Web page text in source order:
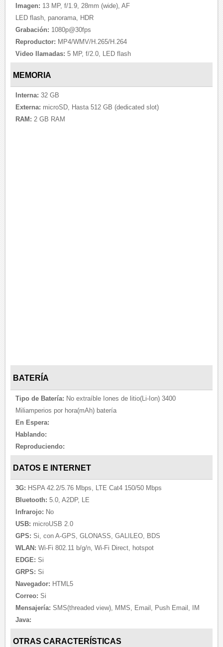
Imagen: 13 MP, f/1.9, 28mm (wide), AF
LED flash, panorama, HDR
Grabación: 1080p@30fps
Reproductor: MP4/WMV/H.265/H.264
Video llamadas: 5 MP, f/2.0, LED flash
MEMORIA
Interna: 32 GB
Externa: microSD, Hasta 512 GB (dedicated slot)
RAM: 2 GB RAM
BATERÍA
Tipo de Batería: No extraíble Iones de litio(Li-Ion) 3400
Miliamperios por hora(mAh) batería
En Espera:
Hablando:
Reproduciendo:
DATOS E INTERNET
3G: HSPA 42.2/5.76 Mbps, LTE Cat4 150/50 Mbps
Bluetooth: 5.0, A2DP, LE
Infrarojo: No
USB: microUSB 2.0
GPS: Si, con A-GPS, GLONASS, GALILEO, BDS
WLAN: Wi-Fi 802.11 b/g/n, Wi-Fi Direct, hotspot
EDGE: Si
GRPS: Si
Navegador: HTML5
Correo: Si
Mensajería: SMS(threaded view), MMS, Email, Push Email, IM
Java:
OTRAS CARACTERÍSTICAS